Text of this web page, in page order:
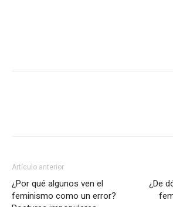
Artículo anterior
¿Por qué algunos ven el
feminismo como un error?
¿De